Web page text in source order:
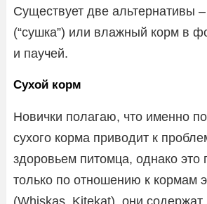
Существует две альтернативы
(“сушка”) или влажный корм в
и паучей.
Сухой корм
Новички полагаю, что именно
сухого корма приводит к
здоровьем питомца, однако это
только по отношению к кормам
(Whiskas, Kitekat), они содержат